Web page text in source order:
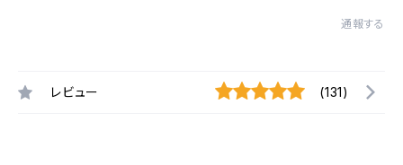
通報する
レビュー (131)